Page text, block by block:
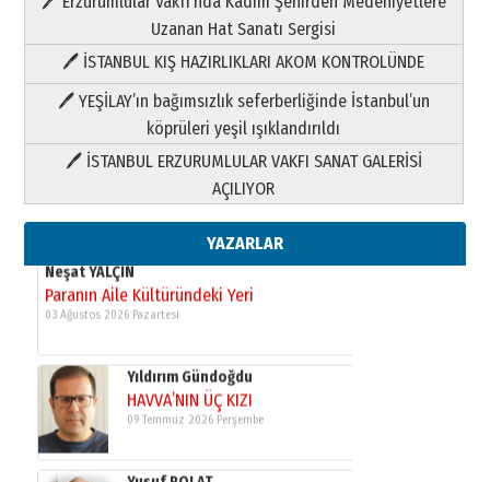
Uzanan Hat Sanatı Sergisi
🖊 İSTANBUL KIŞ HAZIRLIKLARI AKOM KONTROLÜNDE
🖊 YEŞİLAY’ın bağımsızlık seferberliğinde İstanbul’un
köprüleri yeşil ışıklandırıldı
🖊 İSTANBUL ERZURUMLULAR VAKFI SANAT GALERİSİ
AÇILIYOR
YAZARLAR
Paranın Aile Kültüründeki Yeri
03 Ağustos 2026 Pazartesi
Yıldırım Gündoğdu
HAVVA’NIN ÜÇ KIZI
09 Temmuz 2026 Perşembe
Yusuf POLAT
Neşat YALÇIN
Paranın Aile Kültüründeki Yeri
Yıldırım Gündoğdu
HAVVA’NIN ÜÇ KIZI